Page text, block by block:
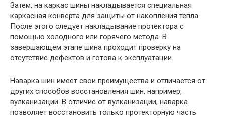
Затем, на каркас шины накладывается специальная
каркасная конверта для защиты от накопления тепла.
После этого следует накладывание протектора с
помощью холодного или горячего метода. В
завершающем этапе шина проходит проверку на
отсутствие дефектов и готова к эксплуатации.
Наварка шин имеет свои преимущества и отличается от
других способов восстановления шин, например,
вулканизации. В отличие от вулканизации, наварка
позволяет восстановить только протекторную часть